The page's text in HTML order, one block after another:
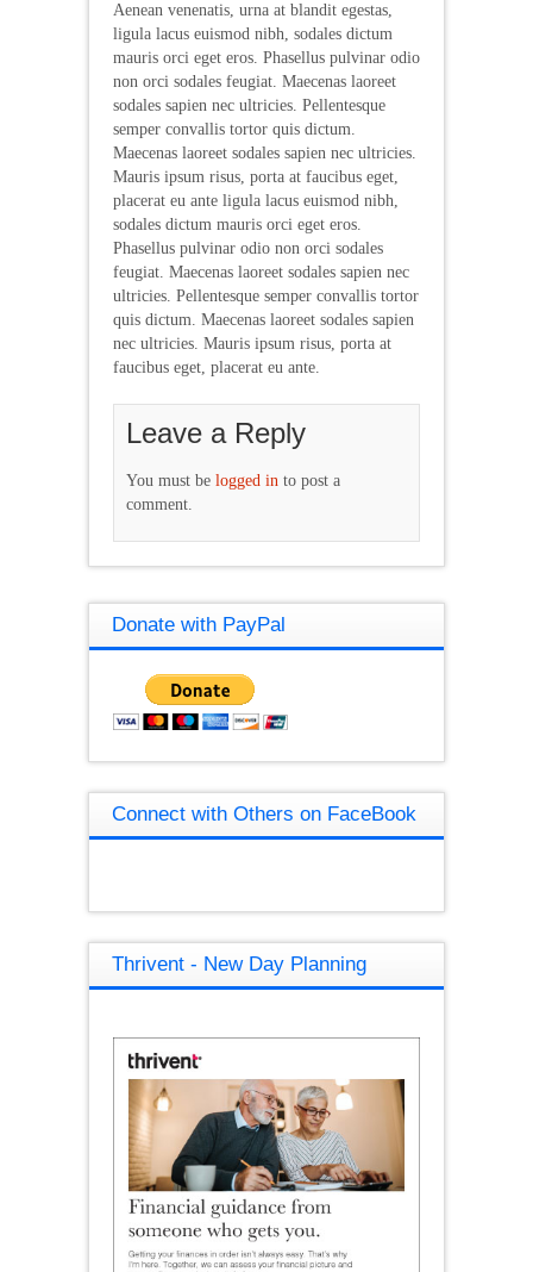
Aenean venenatis, urna at blandit egestas,
ligula lacus euismod nibh, sodales dictum
mauris orci eget eros. Phasellus pulvinar odio
non orci sodales feugiat. Maecenas laoreet
sodales sapien nec ultricies. Pellentesque
semper convallis tortor quis dictum.
Maecenas laoreet sodales sapien nec ultricies.
Mauris ipsum risus, porta at faucibus eget,
placerat eu ante ligula lacus euismod nibh,
sodales dictum mauris orci eget eros.
Phasellus pulvinar odio non orci sodales
feugiat. Maecenas laoreet sodales sapien nec
ultricies. Pellentesque semper convallis tortor
quis dictum. Maecenas laoreet sodales sapien
nec ultricies. Mauris ipsum risus, porta at
faucibus eget, placerat eu ante.
Leave a Reply
You must be logged in to post a
comment.
Donate with PayPal
Connect with Others on FaceBook
Thrivent - New Day Planning